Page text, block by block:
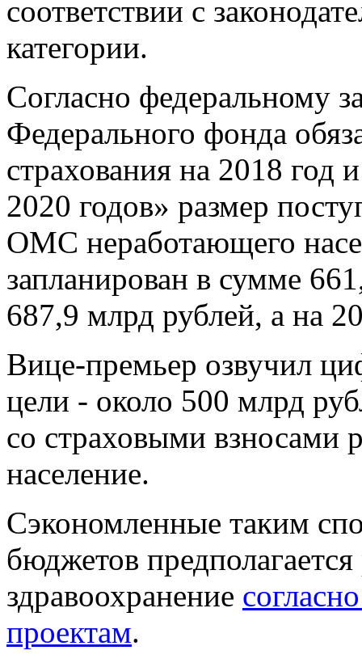
соответствии с
категории.
Согласно федеральному
Федерального фонда
страхования на 2018 год
2020 годов» размер
ОМС неработающего
запланирован в сумме
687,9 млрд рублей, а на
Вице-премьер озвучил
цели - около 500 млрд
со страховыми взносами
население.
Сэкономленные таким
бюджетов предполагается
здравоохранение
проектам.